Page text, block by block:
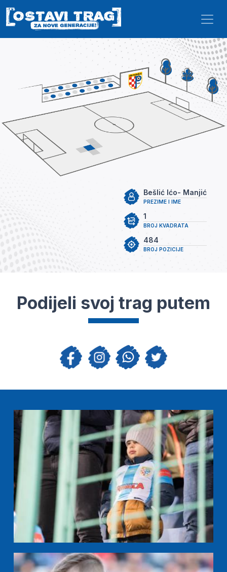
Skip to main content
PREZIME I IME
Bešlić Ićo- Manjić
BROJ KVADRATA
1
BROJ POZICIJE
484
Podijeli svoj trag putem